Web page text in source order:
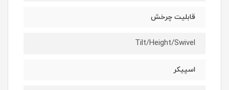
قابلیت چرخش
Tilt/Height/Swivel
اسپیکر